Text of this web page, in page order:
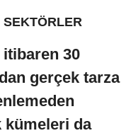
itibaren 30
gerçek tarza
kümeleri da